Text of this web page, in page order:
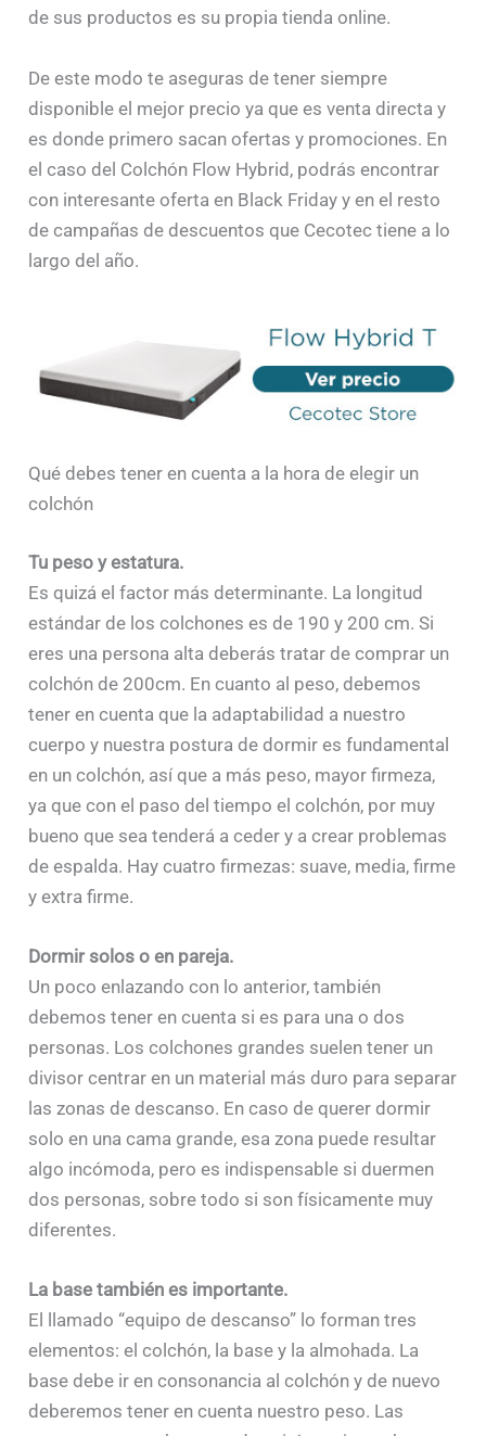
de sus productos es su propia tienda online.
De este modo te aseguras de tener siempre
disponible el mejor precio ya que es venta directa y
es donde primero sacan ofertas y promociones. En
el caso del Colchón Flow Hybrid, podrás encontrar
con interesante oferta en Black Friday y en el resto
de campañas de descuentos que Cecotec tiene a lo
largo del año.
Qué debes tener en cuenta a la hora de elegir un
colchón
Tu peso y estatura.
Es quizá el factor más determinante. La longitud
estándar de los colchones es de 190 y 200 cm. Si
eres una persona alta deberás tratar de comprar un
colchón de 200cm. En cuanto al peso, debemos
tener en cuenta que la adaptabilidad a nuestro
cuerpo y nuestra postura de dormir es fundamental
en un colchón, así que a más peso, mayor firmeza,
ya que con el paso del tiempo el colchón, por muy
bueno que sea tenderá a ceder y a crear problemas
de espalda. Hay cuatro firmezas: suave, media, firme
y extra firme.
Dormir solos o en pareja.
Un poco enlazando con lo anterior, también
debemos tener en cuenta si es para una o dos
personas. Los colchones grandes suelen tener un
divisor centrar en un material más duro para separar
las zonas de descanso. En caso de querer dormir
solo en una cama grande, esa zona puede resultar
algo incómoda, pero es indispensable si duermen
dos personas, sobre todo si son físicamente muy
diferentes.
La base también es importante.
El llamado “equipo de descanso” lo forman tres
elementos: el colchón, la base y la almohada. La
base debe ir en consonancia al colchón y de nuevo
deberemos tener en cuenta nuestro peso. Las